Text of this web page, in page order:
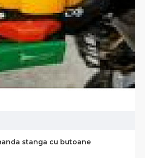
stanga cu butoane